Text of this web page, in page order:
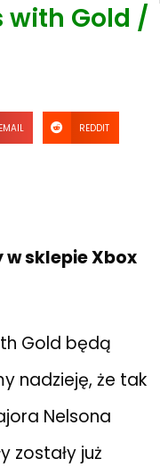
with Gold /
EMAIL REDDIT
w sklepie Xbox
Gold będą
nadzieję, że tak
Nelsona
zostały już